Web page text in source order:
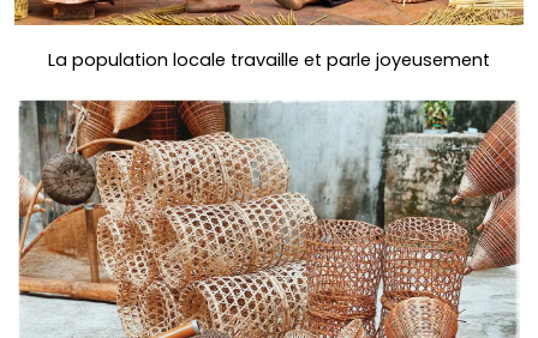
La population locale travaille et parle joyeusement